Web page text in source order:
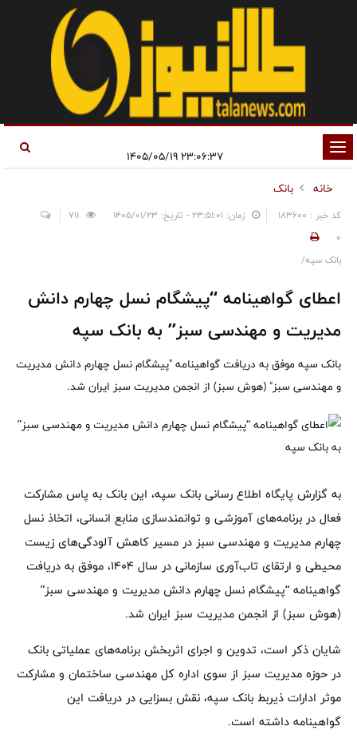
تغییر
وضعیت
ناوبری
خانه
بانک
کد خبر : 183600 زمان: ۲۳:۵۱:۰۱ - تاریخ: ۱۴۰۵/۰۱/۲۳
0
بانک سپه/
اعطای گواهینامه “پیشگام نسل چهارم دانش
مدیریت و مهندسی سبز” به بانک سپه
بانک سپه موفق به دریافت گواهینامه "پیشگام نسل چهارم دانش مدیریت
و مهندسی سبز" (هوش سبز) از انجمن مدیریت سبز ایران شد.
به گزارش پایگاه اطلاع رسانی بانک سپه، این بانک به پاس مشارکت
فعال در برنامه‌های آموزشی و توانمند‌سازی منابع انسانی، اتخاذ نسل
چهارم مدیریت و مهندسی سبز در مسیر کاهش آلودگی‌های زیست
محیطی و ارتقای تاب‌آوری سازمانی در سال ۱۴۰۴، موفق به دریافت
گواهینامه “پیشگام نسل چهارم دانش مدیریت و مهندسی سبز”
(هوش سبز) از انجمن مدیریت سبز ایران شد.
شایان ذکر است، تدوین و اجرای اثربخش برنامه‌‌های عملیاتی بانک
در حوزه مدیریت سبز از سوی اداره کل مهندسی ساختمان و مشارکت
موثر ادارات ذیربط بانک سپه، نقش بسزایی در دریافت این
گواهینامه داشته است.